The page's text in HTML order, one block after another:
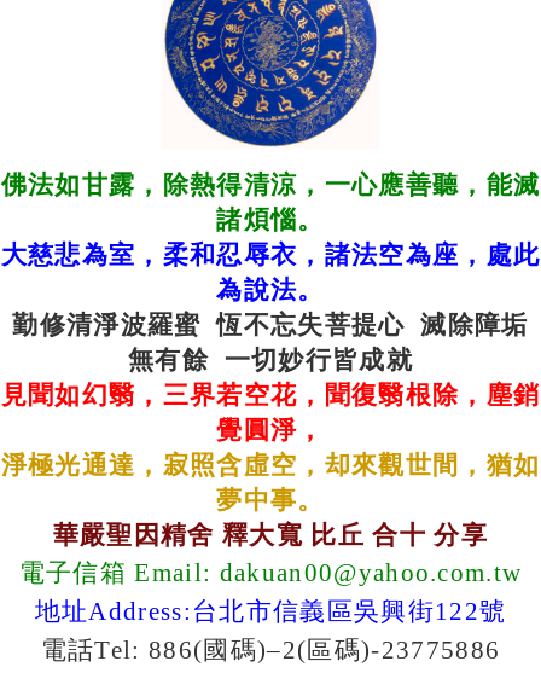
佛法如甘露，除熱得清涼，一心應善聽，能滅
諸煩惱。
大慈悲為室，柔和忍辱衣，諸法空為座，處此
為說法。
勤修清淨波羅蜜 恆不忘失菩提心滅除障垢
無有餘 一切妙行皆成就
見聞如幻翳，三界若空花，聞復翳根除，塵銷
覺圓淨，
淨極光通達，寂照含虛空，却來觀世間，猶如
夢中事。
華嚴聖因精舍 釋大寬 比丘 合十 分享
電子信箱 Email: dakuan00@yahoo.com.tw
地址Address:台北市信義區吳興街122號
電話Tel: 886(國碼)–2(區碼)-23775886